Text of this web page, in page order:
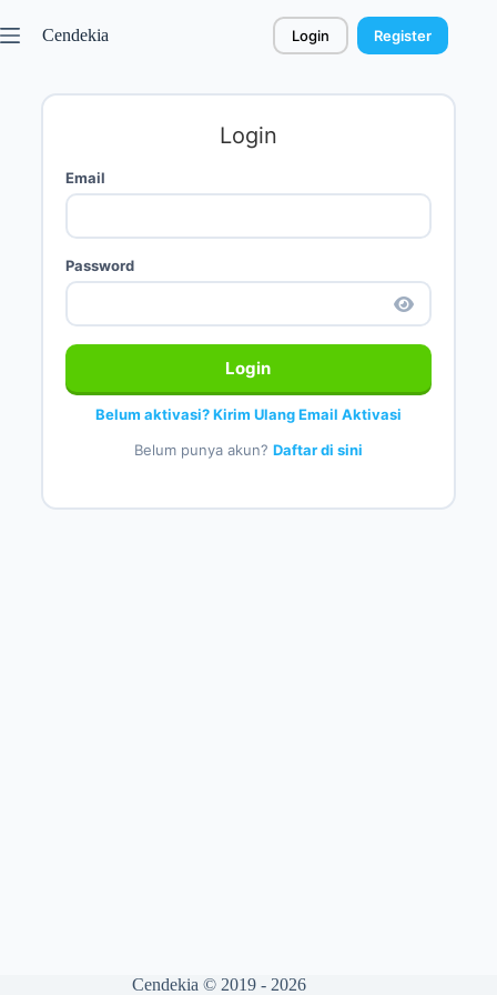
Cendekia Login Register
Login
Email
Password
Login
Belum aktivasi? Kirim Ulang Email Aktivasi
Belum punya akun? Daftar di sini
Cendekia © 2019 - 2026